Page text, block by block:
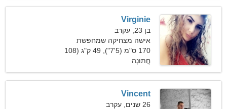
Virginie
בן 23, עקרב
אישה מצחיקה שמחפשת
אהבת אמת
170 ס"מ (5'7"), 49 ק"ג (108
פאונד)
חֲתוּנָה
Vincent
26 שנים, עקרב